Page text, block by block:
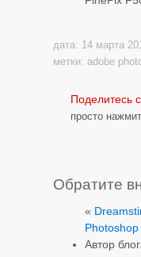
дата: 14 марта
метки:adobe
Поделитесь
просто
Обратите
«
Автор